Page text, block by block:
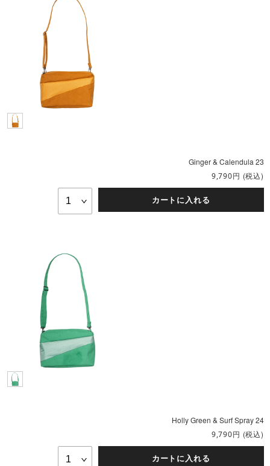
Ginger & Calendula 23
9,790円 (税込)
カートに入れる
Holly Green & Surf Spray 24
9,790円 (税込)
カートに入れる